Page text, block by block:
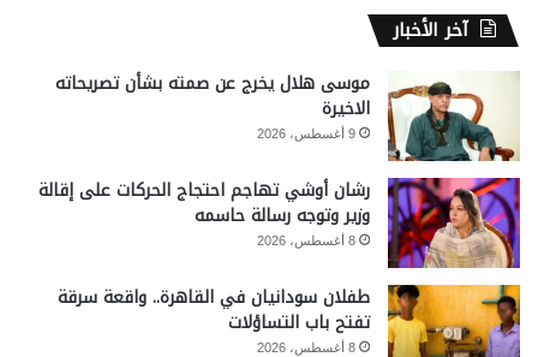
آخر الأخبار
موسى هلال يخرج عن صمته بشأن تصريحاته
الاخيرة
9 أغسطس، 2026
رشان أوشي تهاجم احتجاج الحركات على إقالة
وزير وتوجه رسالة حاسمه
8 أغسطس، 2026
طفلان سودانيان في القاهرة.. واقعة سرقة
تفتح باب التساؤلات
8 أغسطس، 2026